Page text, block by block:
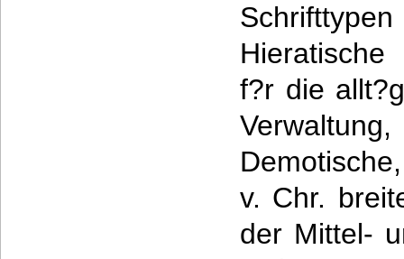
f?r die
v. Chr.
der Mittel-